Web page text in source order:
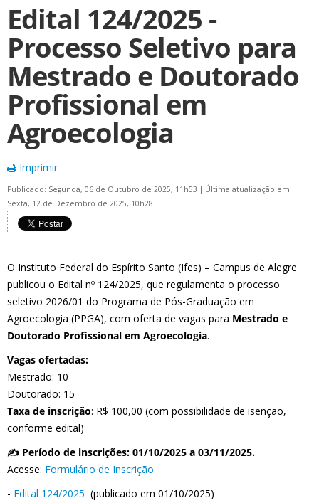
Edital 124/2025 -
Processo Seletivo para
Mestrado e Doutorado
Profissional em
Agroecologia
Imprimir
Publicado: Segunda, 06 de Outubro de 2025, 11h53 | Última atualização em
Sexta, 12 de Dezembro de 2025, 10h28
O Instituto Federal do Espírito Santo (Ifes) – Campus de Alegre
publicou o Edital nº 124/2025, que regulamenta o processo
seletivo 2026/01 do Programa de Pós-Graduação em
Agroecologia (PPGA), com oferta de vagas para Mestrado e
Doutorado Profissional em Agroecologia.
Vagas ofertadas:
Mestrado: 10
Doutorado: 15
Taxa de inscrição: R$ 100,00 (com possibilidade de isenção,
conforme edital)
✍️ Período de inscrições: 01/10/2025 a 03/11/2025.
Acesse: Formulário de Inscrição
- Edital 124/2025 (publicado em 01/10/2025)